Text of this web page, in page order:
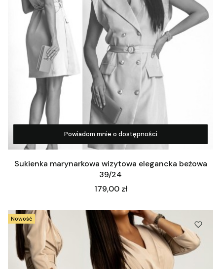
Zobacz produkt
Powiadom mnie o dostępności
Sukienka marynarkowa wizytowa elegancka beżowa
39/24
Cena
179,00 zł
Nowość